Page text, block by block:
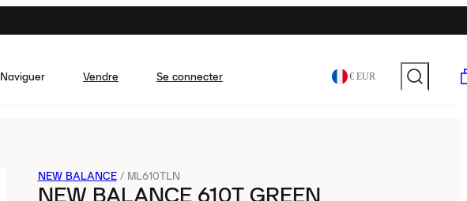
Naviguer Vendre Se connecter € EUR
NEW BALANCE / ML610TLN
NEW BALANCE 610T GREEN